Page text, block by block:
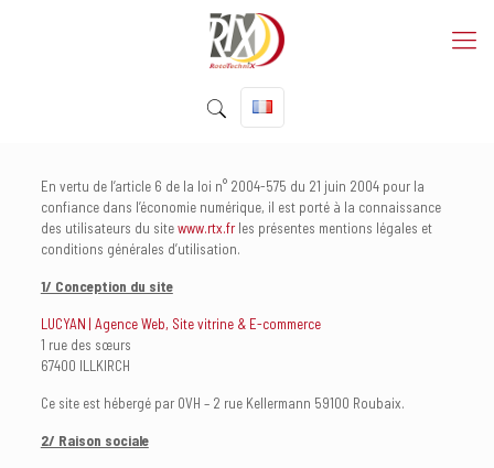
En vertu de l’article 6 de la loi n° 2004-575 du 21 juin 2004 pour la
confiance dans l’économie numérique, il est porté à la connaissance
des utilisateurs du sitewww.rtx.frles présentes mentions légales et
conditions générales d’utilisation.
1/ Conception du site
LUCYAN | Agence Web, Site vitrine & E-commerce
1 rue des sœurs
67400 ILLKIRCH
Ce site est hébergé par OVH – 2 rue Kellermann 59100 Roubaix.
2/ Raison sociale